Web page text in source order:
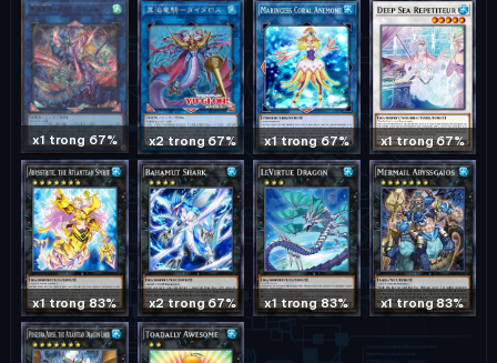
x1 trong 67% x2 trong 67% x1 trong 67% x1 trong 67%
x1 trong 83% x2 trong 67% x1 trong 83% x1 trong 83%